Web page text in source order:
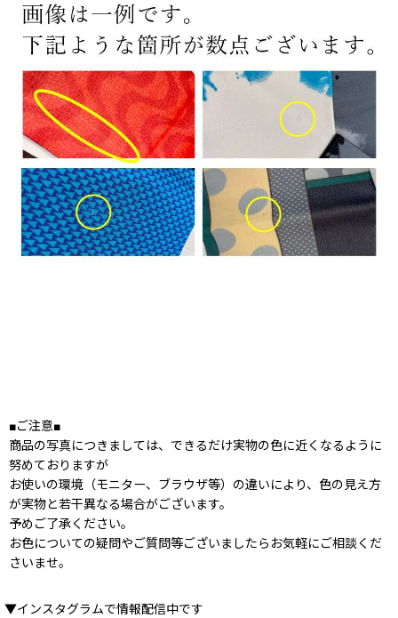
■ご注意■
商品の写真につきましては、できるだけ実物の色に近くなるように
努めておりますが
お使いの環境（モニター、ブラウザ等）の違いにより、色の見え方
が実物と若干異なる場合がございます。
予めご了承ください。
お色についての疑問やご質問等ございましたらお気軽にご相談くだ
さいませ。
▼インスタグラムで情報配信中です